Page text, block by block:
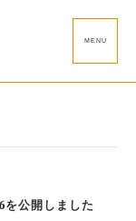
MENU
公開しました